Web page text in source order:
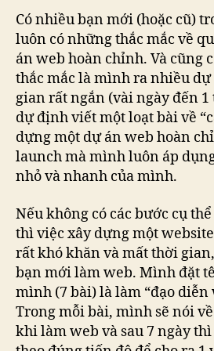
Có nhiều bạn mới (hoặc cũ)
luôn có những thắc mắc về
án web hoàn chỉnh. Và cũng
thắc mắc là mình ra nhiều
gian rất ngắn (vài ngày đến
dự định viết một loạt bài về
dựng một dự án web hoàn
launch mà mình luôn áp
nhỏ và nhanh của mình.
Nếu không có các bước cụ
thì việc xây dựng một
rất khó khăn và mất thời
bạn mới làm web. Mình đặt
mình (7 bài) là làm “đạo diễn
Trong mỗi bài, mình sẽ nói
khi làm web và sau 7 ngày thì